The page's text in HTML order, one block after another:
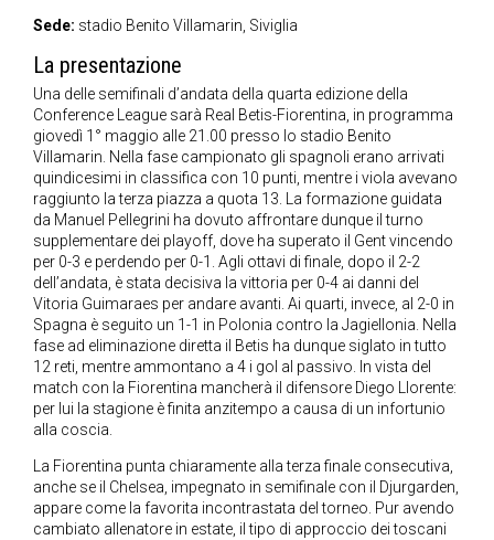
Sede: stadio Benito Villamarin, Siviglia
La presentazione
Una delle semifinali d’andata della quarta edizione della
Conference League sarà Real Betis-Fiorentina, in programma
giovedì 1° maggio alle 21.00 presso lo stadio Benito
Villamarin. Nella fase campionato gli spagnoli erano arrivati
quindicesimi in classifica con 10 punti, mentre i viola avevano
raggiunto la terza piazza a quota 13. La formazione guidata
da Manuel Pellegrini ha dovuto affrontare dunque il turno
supplementare dei playoff, dove ha superato il Gent vincendo
per 0-3 e perdendo per 0-1. Agli ottavi di finale, dopo il 2-2
dell’andata, è stata decisiva la vittoria per 0-4 ai danni del
Vitoria Guimaraes per andare avanti. Ai quarti, invece, al 2-0 in
Spagna è seguito un 1-1 in Polonia contro la Jagiellonia. Nella
fase ad eliminazione diretta il Betis ha dunque siglato in tutto
12 reti, mentre ammontano a 4 i gol al passivo. In vista del
match con la Fiorentina mancherà il difensore Diego Llorente:
per lui la stagione è finita anzitempo a causa di un infortunio
alla coscia.
La Fiorentina punta chiaramente alla terza finale consecutiva,
anche se il Chelsea, impegnato in semifinale con il Djurgarden,
appare come la favorita incontrastata del torneo. Pur avendo
cambiato allenatore in estate, il tipo di approccio dei toscani